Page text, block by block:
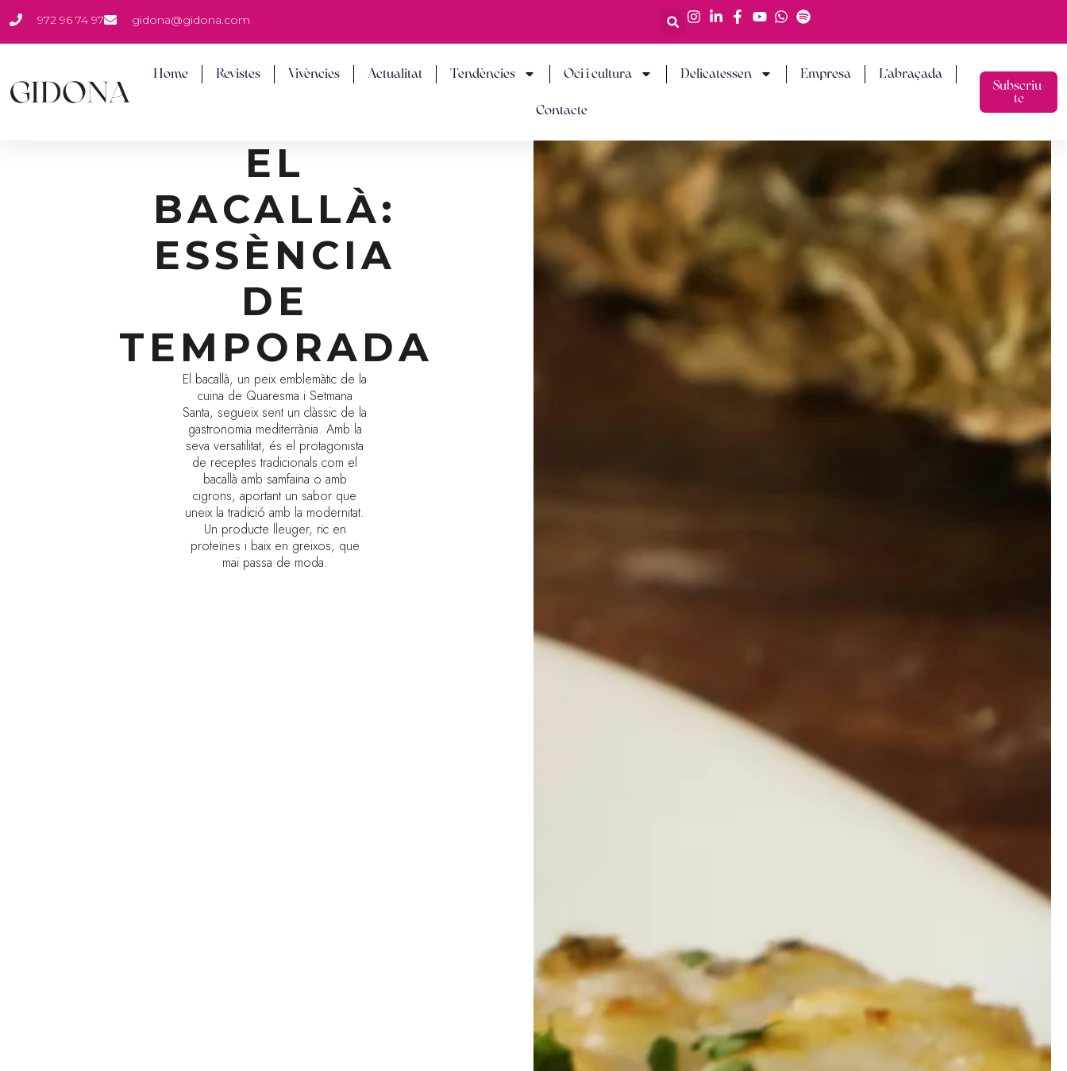
Vés
972 96 74 97 gidona@gidona.com
Home Revistes Vivències Actualitat Tendències Oci i cultura Delicatessen Empresa L’abraçada
Contacte
Subscriu-
te
EL
BACALLÀ:
ESSÈNCIA
DE
TEMPORADA
El bacallà, un peix emblemàtic de la
cuina de Quaresma i Setmana
Santa, segueix sent un clàssic de la
gastronomia mediterrània. Amb la
seva versatilitat, és el protagonista
de receptes tradicionals com el
bacallà amb samfaina o amb
cigrons, aportant un sabor que
uneix la tradició amb la modernitat.
Un producte lleuger, ric en
proteïnes i baix en greixos, que
mai passa de moda.